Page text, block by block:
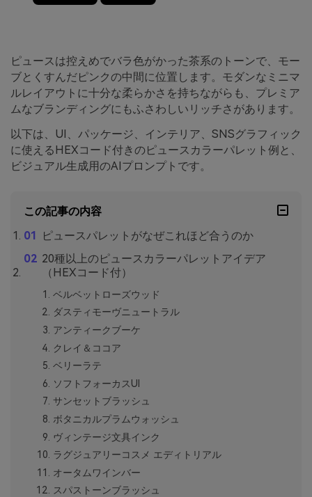
ピュースは控えめでバラ色がかった茶系のトーンで、モー
ブとくすんだピンクの中間に位置します。モダンなミニマ
ルレイアウトに十分な柔らかさを持ちながらも、プレミア
ムなブランディングにもふさわしいリッチさがあります。
以下は、UI、パッケージ、インテリア、SNSグラフィック
に使えるHEXコード付きのピュースカラーパレット例と、
ビジュアル生成用のAIプロンプトです。
この記事の内容
ピュースパレットがなぜこれほど合うのか
20種以上のピュースカラーパレットアイデア
（HEXコード付）
ベルベットローズウッド
ダスティモーヴニュートラル
アンティークブーケ
クレイ＆ココア
ベリーラテ
ソフトフォーカスUI
サンセットブラッシュ
ボタニカルプラムウォッシュ
ヴィンテージ文具インク
ラグジュアリーコスメ エディトリアル
オータムワインバー
スパストーンブラッシュ